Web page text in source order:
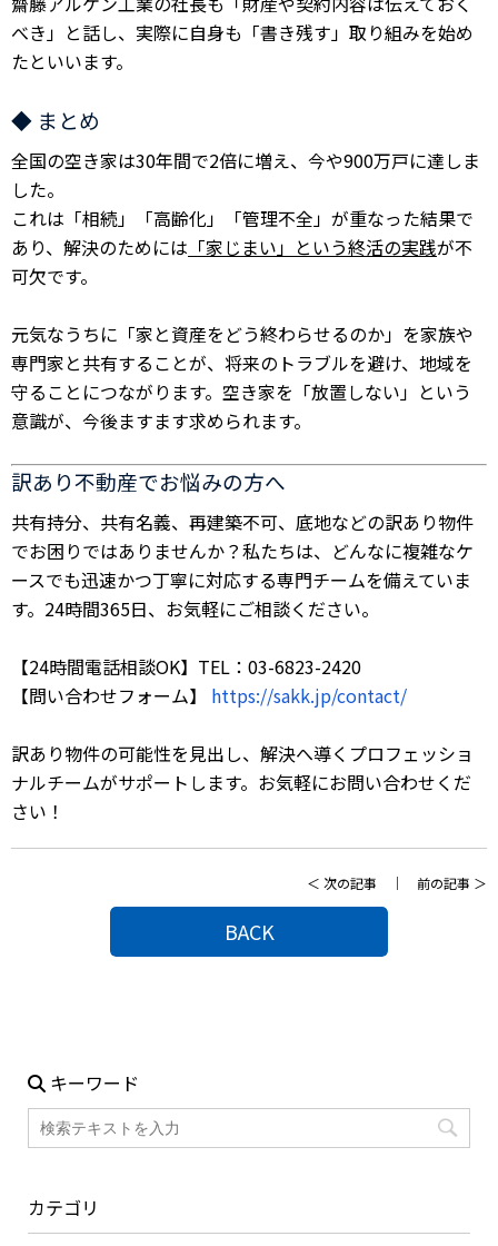
べき」と話し、実際に自身も「書き残す」取り組みを始め
たといいます。
◆ まとめ
全国の空き家は30年間で2倍に増え、今や900万戸に達しま
した。
これは「相続」「高齢化」「管理不全」が重なった結果で
あり、解決のためには 「家じまい」という終活の実践が不
可欠です。
元気なうちに「家と資産をどう終わらせるのか」を家族や
専門家と共有することが、将来のトラブルを避け、地域を
守ることにつながります。空き家を「放置しない」という
意識が、今後ますます求められます。
訳あり不動産でお悩みの方へ
共有持分、共有名義、再建築不可、底地などの訳あり物件
でお困りではありませんか？私たちは、どんなに複雑なケ
ースでも迅速かつ丁寧に対応する専門チームを備えていま
す。24時間365日、お気軽にご相談ください。
【24時間電話相談OK】TEL：03-6823-2420
【問い合わせフォーム】 https://sakk.jp/contact/
訳あり物件の可能性を見出し、解決へ導くプロフェッショ
ナルチームがサポートします。お気軽にお問い合わせくだ
さい！
＜ 次の記事 ｜ 前の記事 ＞
BACK
キーワード
カテゴリ